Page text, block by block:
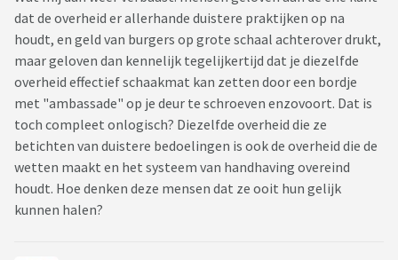
dat de overheid er allerhande duistere praktijken op na
houdt, en geld van burgers op grote schaal achterover drukt,
maar geloven dan kennelijk tegelijkertijd dat je diezelfde
overheid effectief schaakmat kan zetten door een bordje
met "ambassade" op je deur te schroeven enzovoort. Dat is
toch compleet onlogisch? Diezelfde overheid die ze
betichten van duistere bedoelingen is ook de overheid die de
wetten maakt en het systeem van handhaving overeind
houdt. Hoe denken deze mensen dat ze ooit hun gelijk
kunnen halen?